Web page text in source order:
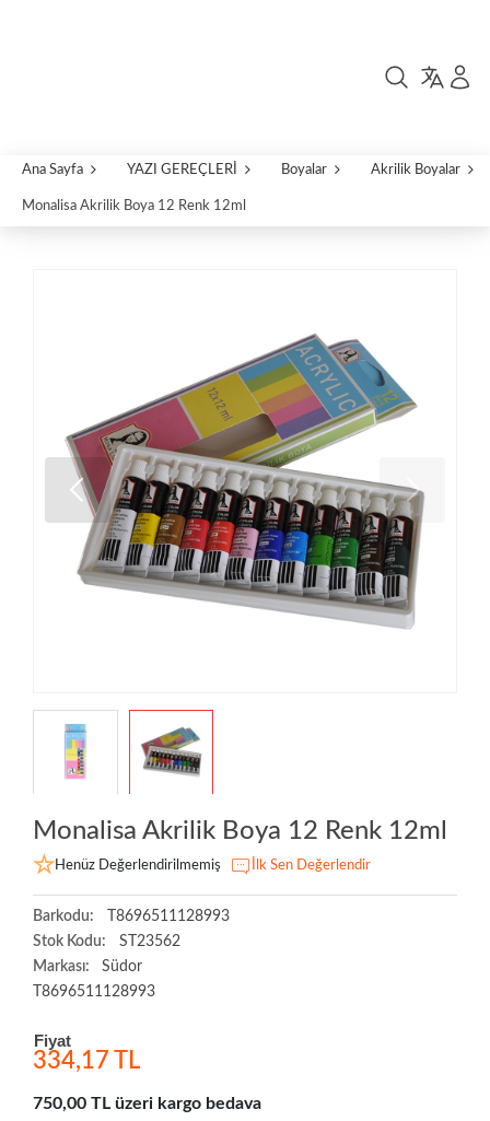
Ana Sayfa YAZI GEREÇLERİ Boyalar Akrilik Boyalar
Monalisa Akrilik Boya 12 Renk 12ml
Monalisa Akrilik Boya 12 Renk 12ml
Henüz Değerlendirilmemiş İlk Sen Değerlendir
Barkodu:
T8696511128993
Stok Kodu:
ST23562
Markası:
Südor
T8696511128993
Fiyat
334,17 TL
750,00 TL üzeri kargo bedava